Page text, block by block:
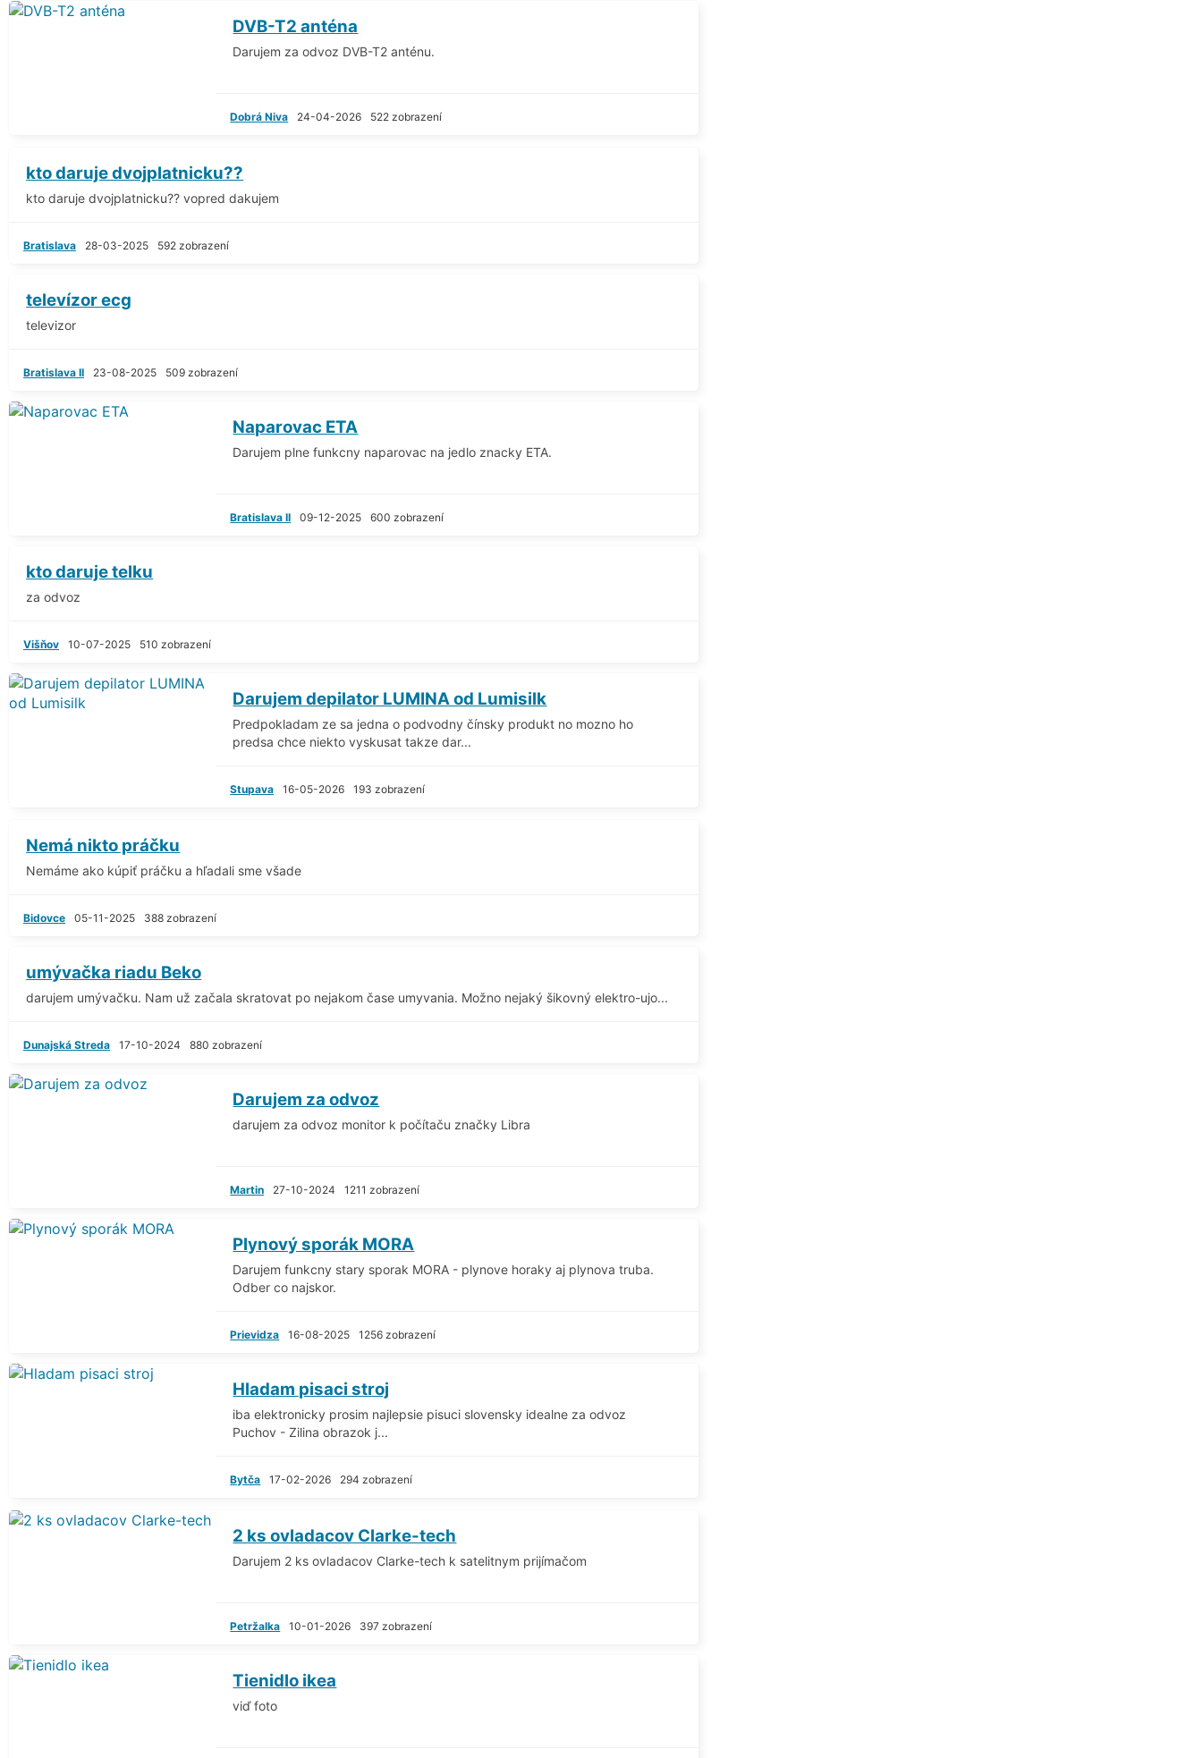
DVB-T2 anténa
Darujem za odvoz DVB-T2 anténu.
Dobrá Niva 24-04-2026 522 zobrazení
kto daruje dvojplatnicku??
kto daruje dvojplatnicku?? vopred dakujem
Bratislava 28-03-2025 592 zobrazení
televízor ecg
televizor
Bratislava II 23-08-2025 509 zobrazení
Naparovac ETA
Darujem plne funkcny naparovac na jedlo znacky ETA.
Bratislava II 09-12-2025 600 zobrazení
kto daruje telku
za odvoz
Višňov 10-07-2025 510 zobrazení
Darujem depilator LUMINA od Lumisilk
Predpokladam ze sa jedna o podvodny čínsky produkt no mozno ho
predsa chce niekto vyskusat takze dar...
Stupava 16-05-2026 193 zobrazení
Nemá nikto práčku
Nemáme ako kúpiť práčku a hľadali sme všade
Bidovce 05-11-2025 388 zobrazení
umývačka riadu Beko
darujem umývačku. Nam už začala skratovat po nejakom čase umyvania. Možno nejaký šikovný elektro-ujo...
Dunajská Streda 17-10-2024 880 zobrazení
Darujem za odvoz
darujem za odvoz monitor k počítaču značky Libra
Martin 27-10-2024 1211 zobrazení
Plynový sporák MORA
Darujem funkcny stary sporak MORA - plynove horaky aj plynova truba.
Odber co najskor.
Prievidza 16-08-2025 1256 zobrazení
Hladam pisaci stroj
iba elektronicky prosim najlepsie pisuci slovensky idealne za odvoz
Puchov - Zilina obrazok j...
Bytča 17-02-2026 294 zobrazení
2 ks ovladacov Clarke-tech
Darujem 2 ks ovladacov Clarke-tech k satelitnym prijímačom
Petržalka 10-01-2026 397 zobrazení
Tienidlo ikea
viď foto